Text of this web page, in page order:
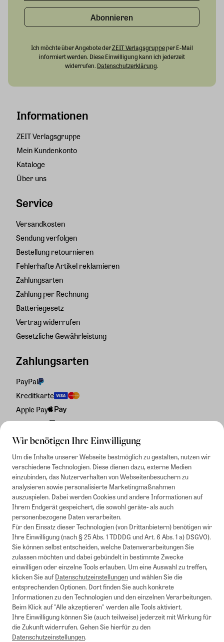
Wir benötigen Ihre Einwilligung
Um die Inhalte unserer Webseite bestmöglich zu gestalten, nutzen wir
verschiedene Technologien. Diese dienen dazu, externe Medien
einzubinden, das Nutzerverhalten von Webseitenbesuchern zu
analysieren sowie personalisierte Marketingmaßnahmen
auszuspielen. Dabei werden Cookies und andere Informationen auf
Ihrem Endgerät gespeichert, die sowohl geräte- als auch
personenbezogene Daten verarbeiten.
Für den Einsatz dieser Technologien (von Drittanbietern) benötigen wir
Ihre Einwilligung (nach § 25 Abs. 1 TDDDG und Art. 6 Abs. 1 a) DSGVO).
Sie können selbst entscheiden, welche Datenverarbeitungen Sie
zulassen möchten und dabei gebündelt in bestimmte Zwecke
einwilligen oder einzelne Tools erlauben. Um eine Auswahl zu treffen,
klicken Sie aufDatenschutzeinstellungenund wählen Sie die
entsprechenden Optionen. Dort finden Sie auch konkrete
Informationen zu den Technologien und den einzelnen Verarbeitungen.
Beim Klick auf "Alle akzeptieren" werden alle Tools aktiviert.
Ihre Einwilligung können Sie (auch teilweise) jederzeit mit Wirkung für
die Zukunft widerrufen. Gehen Sie hierfür zu den
Datenschutzeinstellungen.
Informationen
ZEIT Verlagsgruppe
Mein Kundenkonto
Kataloge
Über uns
Service
Versandkosten
Sendung verfolgen
Bestellung retournieren
Fehlerhafte Artikel reklamieren
Zahlungsarten
Zahlung per Rechnung
Batteriegesetz
Vertrag widerrufen
Gesetzliche Gewährleistung
Zahlungsarten
PayPal
Kreditkarte
Apple Pay
Rechnung
Abonnieren
Ich möchte über Angebote derZEIT Verlagsgruppeper E-Mail
informiert werden. Diese Einwilligung kann ich jederzeit
widerrufen. Datenschutzerklärung.